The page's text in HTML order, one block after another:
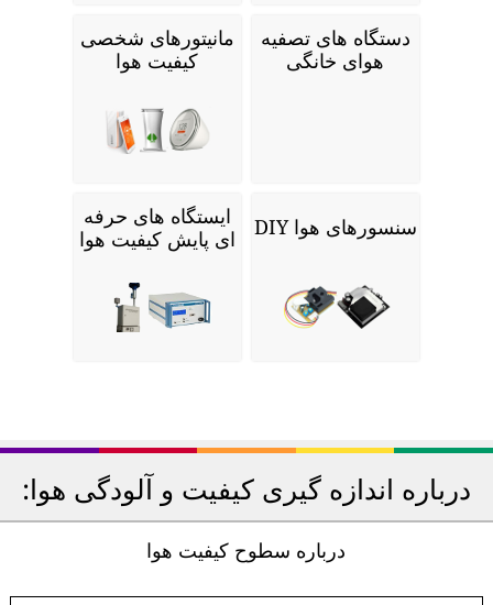
دستگاه های تصفیه
هوای خانگی
مانیتورهای شخصی
کیفیت هوا
سنسورهای هوا DIY
ایستگاه های حرفه
ای پایش کیفیت هوا
درباره اندازه گیری کیفیت و آلودگی هوا:
درباره سطوح کیفیت هوا